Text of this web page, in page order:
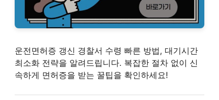
운전면허증 갱신 경찰서 수령 빠른 방법, 대기시간
최소화 전략을 알려드립니다. 복잡한 절차 없이 신
속하게 면허증을 받는 꿀팁을 확인하세요!